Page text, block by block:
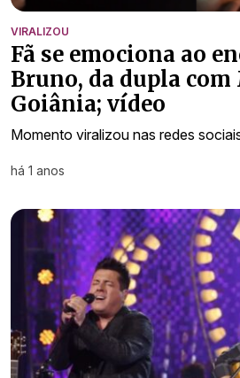
VIRALIZOU
Fã se emociona ao
Bruno, da dupla com
Goiânia; vídeo
Momento viralizou nas redes
há 1 anos